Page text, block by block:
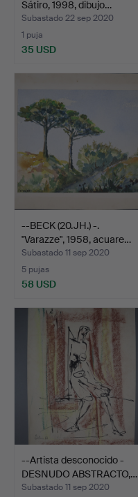
Sátiro, 1998, dibujo…
Subastado 22 sep 2020
1 puja
35 USD
--BECK (20.JH.) -.
"Varazze", 1958, acuare…
Subastado 11 sep 2020
5 pujas
58 USD
--Artista desconocido -
DESNUDO ABSTRACTO,…
Subastado 11 sep 2020